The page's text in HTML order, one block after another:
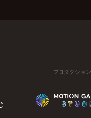
プロダクション